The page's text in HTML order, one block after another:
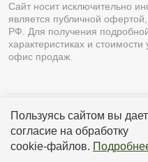
Пользуясь сайтом вы
согласие на обработку
cookie-файлов.
Сайт носит исключительно
является публичной
РФ. Для получения
характеристиках и
офис продаж.
Разработка сайта
Политика